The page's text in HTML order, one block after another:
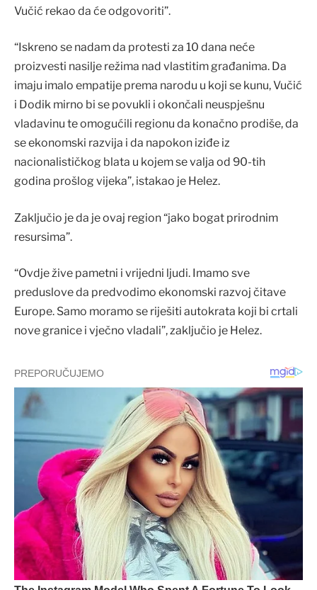
Vučić rekao da će odgovoriti”.
“Iskreno se nadam da protesti za 10 dana neće
proizvesti nasilje režima nad vlastitim građanima. Da
imaju imalo empatije prema narodu u koji se kunu, Vučić
i Dodik mirno bi se povukli i okončali neuspješnu
vladavinu te omogućili regionu da konačno prodiše, da
se ekonomski razvija i da napokon iziđe iz
nacionalističkog blata u kojem se valja od 90-tih
godina prošlog vijeka”, istakao je Helez.
Zaključio je da je ovaj region “jako bogat prirodnim
resursima”.
“Ovdje žive pametni i vrijedni ljudi. Imamo sve
preduslove da predvodimo ekonomski razvoj čitave
Europe. Samo moramo se riješiti autokrata koji bi crtali
nove granice i vječno vladali”, zaključio je Helez.